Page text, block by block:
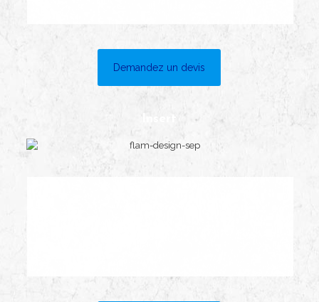
Demandez un devis